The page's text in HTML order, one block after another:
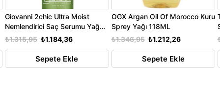
Giovanni 2chic Ultra Moist
Nemlendirici Saç Serumu Yağ
81ML
₺1.184,36
₺1.315,95
Sepete Ekle
OGX Argan Oil Of Morocco Kuru
Sprey Yağı 118ML
₺1.212,26
₺1.346,95
Sepete Ekle